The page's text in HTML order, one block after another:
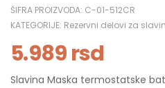
ŠIFRA PROIZVODA: C-01-512CR
KATEGORIJE: Rezervni delovi za
5.989rsd
Slavina Maska termostatske